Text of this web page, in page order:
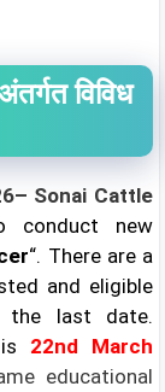
विविध
Sonai Cattle
new
“. There are a
and eligible
the last date.
22nd March
educational